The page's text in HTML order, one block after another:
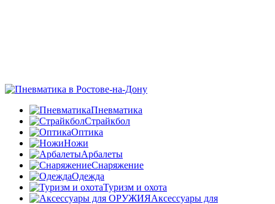
Пневматика
Страйкбол
Оптика
Ножи
Арбалеты
Снаряжение
Одежда
Туризм и охота
Аксессуары для